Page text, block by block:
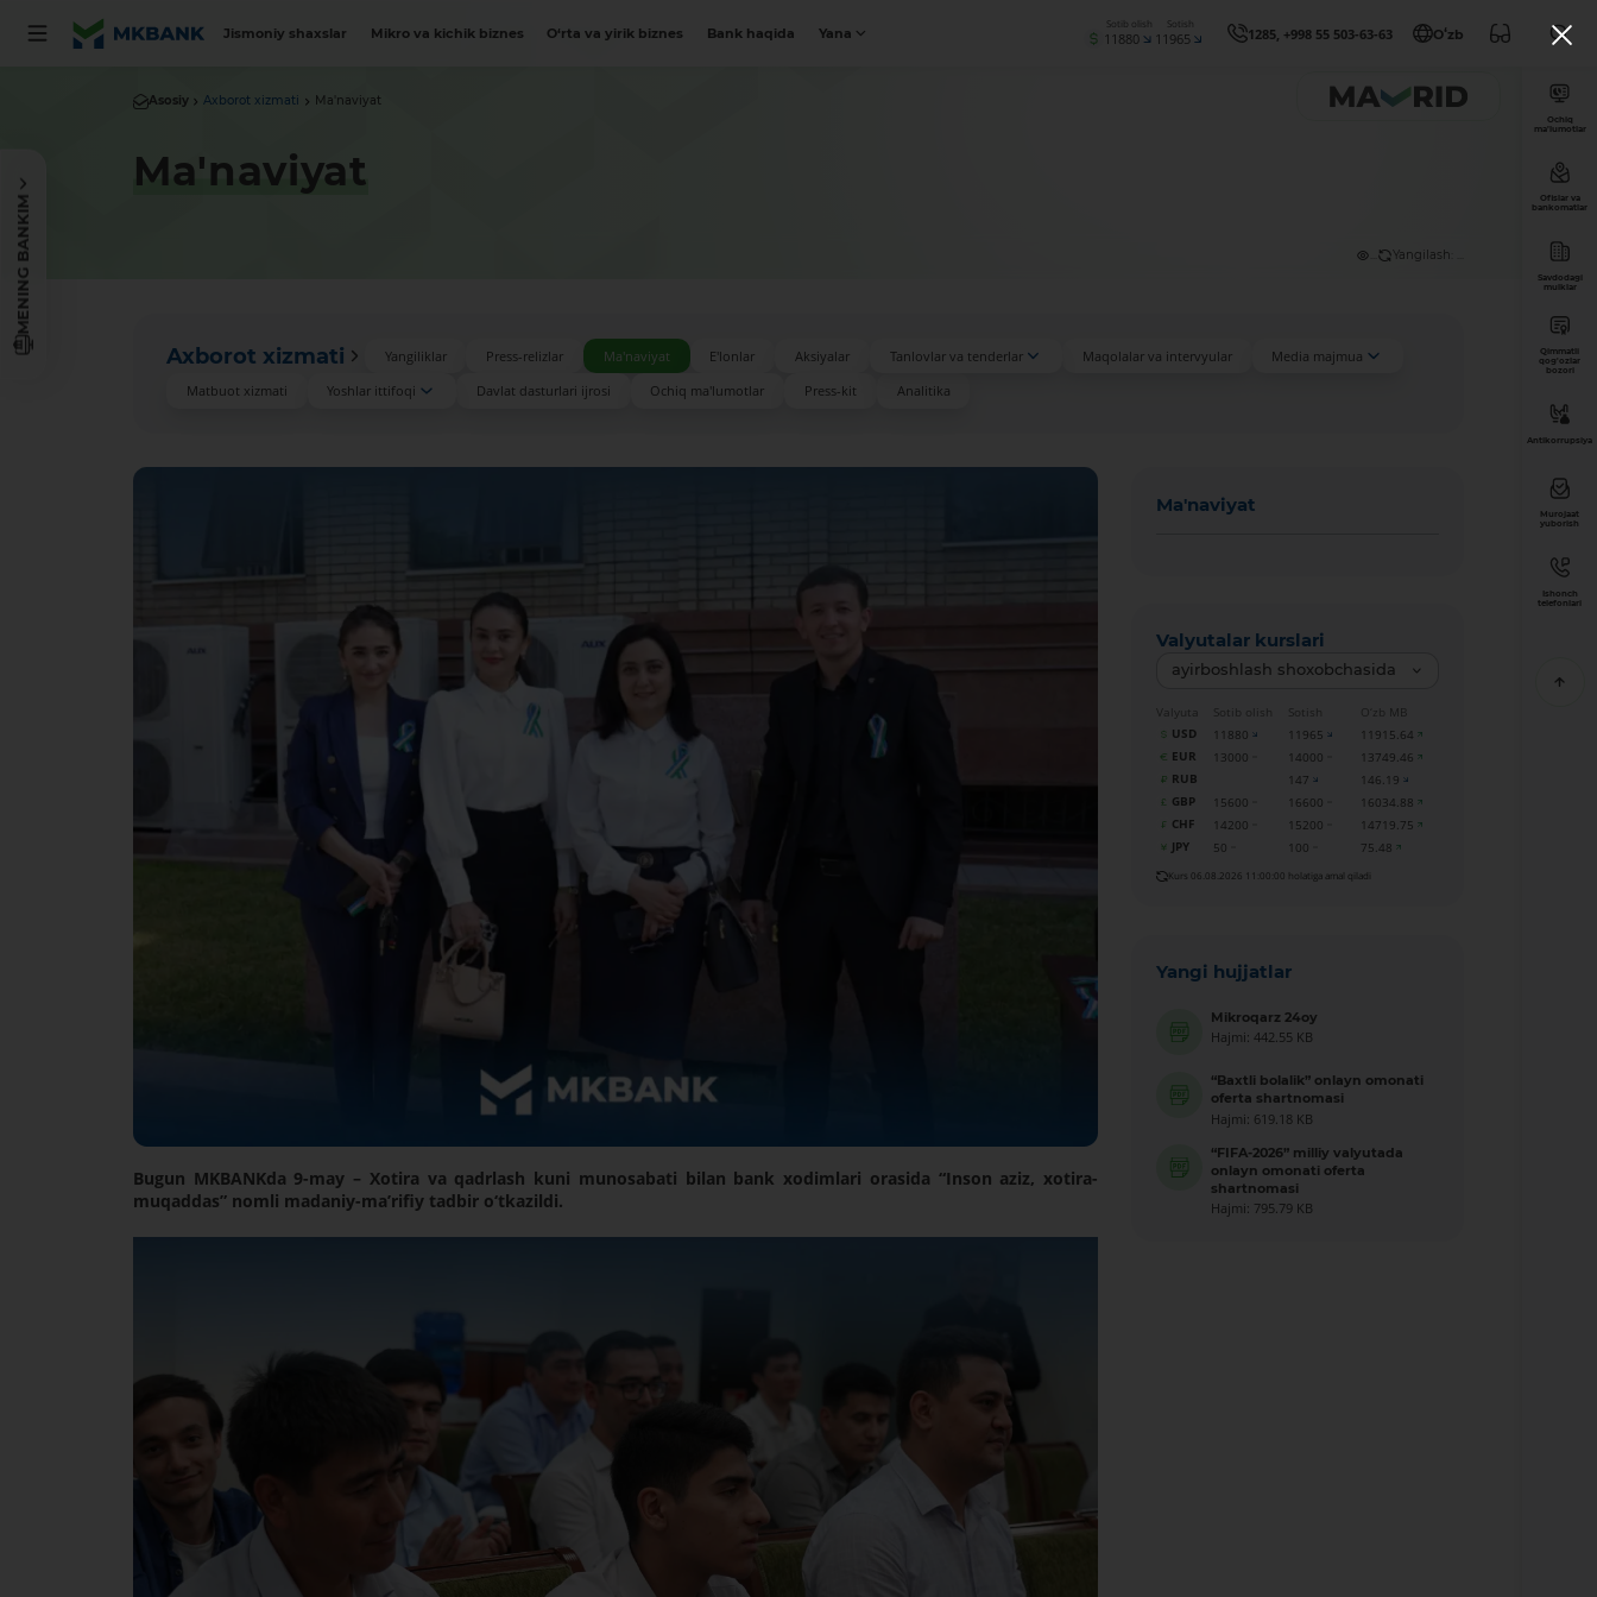
Jismoniy shaxslar Mikro va kichik biznes O‘rta va yirik biznes Bank haqida Yana
Sotib olish
11880
Sotish
11965 1285, +998 55 503-63-63 Oʻzb
MENING BANKIM
Asosiy Axborot xizmati Ma'naviyat
Ma'naviyat
Yangilash: ...
Axborot xizmati Yangiliklar Press-relizlar Ma'naviyat E'lonlar Aksiyalar Tanlovlar va tenderlar Maqolalar va intervyular
Media majmua
Matbuot xizmati
Yoshlar ittifoqi Davlat dasturlari ijrosi Ochiq ma'lumotlar Press-kit Analitika
Bugun MKBANKda 9-may – Xotira va qadrlash kuni munosabati bilan bank xodimlari orasida “Inson aziz, xotira-
muqaddas” nomli madaniy-ma’rifiy tadbir o‘tkazildi.
Ma'naviyat
Valyutalar kurslari
ayirboshlash shoxobchasida
Valyuta Sotib olish Sotish
O‘zb MB
USD
11880 11965
11915.64
EUR
13000 14000
13749.46
RUB
147
146.19
GBP
15600 16600
16034.88
CHF
14200 15200
14719.75
JPY
50 100 75.48
Kurs 06.08.2026 11:00:00 holatiga amal qiladi
Yangi hujjatlar
Mikroqarz 24oy
Hajmi: 442.55 KB
“Baxtli bolalik” onlayn omonati
oferta shartnomasi
Hajmi: 619.18 KB
“FIFA-2026” milliy valyutada
onlayn omonati oferta
shartnomasi
Hajmi: 795.79 KB
Ochiq
ma’lumotlar
Ofislar va
bankomatlar
Savdodagi
mulklar
Qimmatli
qog'ozlar
bozori
Antikorrupsiya
Murojaat
yuborish
Ishonch
telefonlari